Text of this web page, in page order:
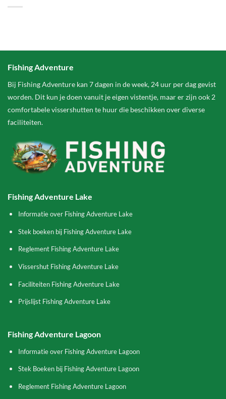
Fishing Adventure
Bij Fishing Adventure kan 7 dagen in de week, 24 uur per dag gevist
worden. Dit kun je doen vanuit je eigen vistentje, maar er zijn ook 2
comfortabele vissershutten te huur die beschikken over diverse
faciliteiten.
Fishing Adventure Lake
Informatie over Fishing Adventure Lake
Stek boeken bij Fishing Adventure Lake
Reglement Fishing Adventure Lake
Vissershut Fishing Adventure Lake
Faciliteiten Fishing Adventure Lake
Prijslijst Fishing Adventure Lake
Fishing Adventure Lagoon
Informatie over Fishing Adventure Lagoon
Stek Boeken bij Fishing Adventure Lagoon
Reglement Fishing Adventure Lagoon